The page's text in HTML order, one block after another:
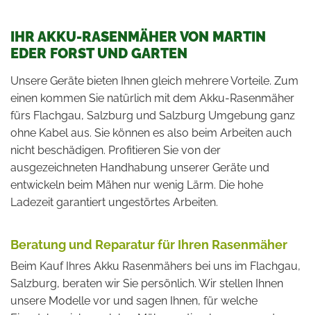
IHR AKKU-RASENMÄHER VON MARTIN
EDER FORST UND GARTEN
Unsere Geräte bieten Ihnen gleich mehrere Vorteile. Zum
einen kommen Sie natürlich mit dem Akku-Rasenmäher
fürs Flachgau, Salzburg und Salzburg Umgebung ganz
ohne Kabel aus. Sie können es also beim Arbeiten auch
nicht beschädigen. Profitieren Sie von der
ausgezeichneten Handhabung unserer Geräte und
entwickeln beim Mähen nur wenig Lärm. Die hohe
Ladezeit garantiert ungestörtes Arbeiten.
Beratung und Reparatur für Ihren Rasenmäher
Beim Kauf Ihres Akku Rasenmähers bei uns im Flachgau,
Salzburg, beraten wir Sie persönlich. Wir stellen Ihnen
unsere Modelle vor und sagen Ihnen, für welche